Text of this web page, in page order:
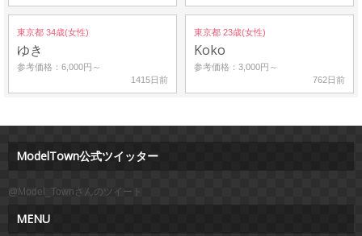
東京都 34歳(女性)
ゆき
参考価格：6,000円～
1415日前
東京都 23歳(女性)
Koko
参考価格：3,000円～
762日前
ModelTown公式ツイッター
@Model_Townさんのツイート
MENU